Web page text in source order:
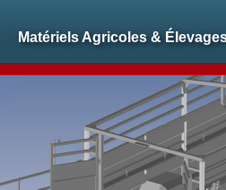
Matériels Agricoles &